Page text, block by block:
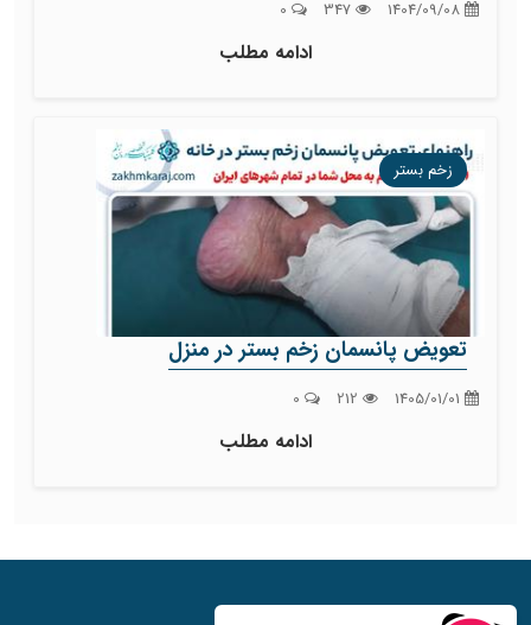
ادامه مطلب
زخم بستر
تعویض پانسمان زخم بستر در منزل
ادامه مطلب